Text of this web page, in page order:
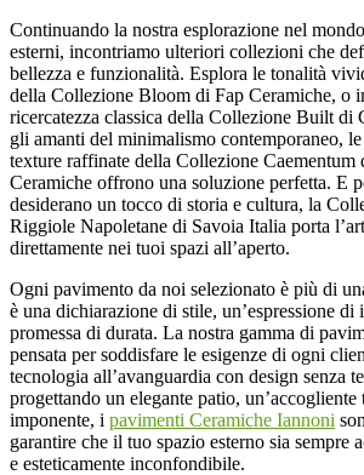
Continuando la nostra esplorazione nel
esterni, incontriamo ulteriori collezioni che
bellezza e funzionalità. Esplora le tonalità
della Collezione Bloom di Fap Ceramiche, o
ricercatezza classica della Collezione Built di
gli amanti del minimalismo contemporaneo,
texture raffinate della Collezione Caementum
Ceramiche offrono una soluzione perfetta. E
desiderano un tocco di storia e cultura, la
Riggiole Napoletane di Savoia Italia porta
direttamente nei tuoi spazi all’aperto.
Ogni pavimento da noi selezionato è più di
è una dichiarazione di stile, un’espressione
promessa di durata. La nostra gamma di
pensata per soddisfare le esigenze di ogni
tecnologia all’avanguardia con design senza
progettando un elegante patio,
imponente, i pavimenti Ceramiche Iannoni
garantire che il tuo spazio esterno sia sempre
e esteticamente inconfondibile.